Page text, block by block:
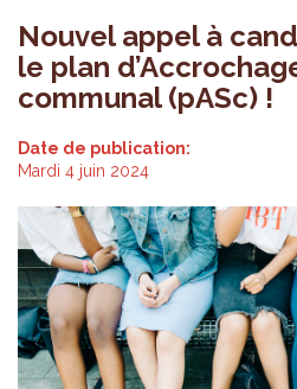
Nouvel appel à
le plan
communal (pASc) !
Date de publication:
Mardi 4 juin 2024